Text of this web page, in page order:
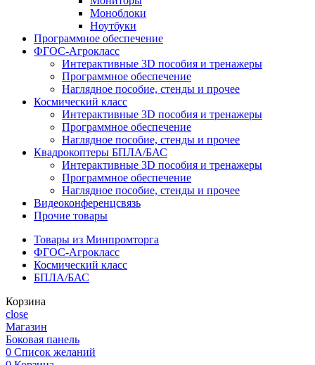
Моноблоки
Ноутбуки
Программное обеспечение
ФГОС-Агрокласс
Интерактивные 3D пособия и тренажеры
Программное обеспечение
Наглядное пособие, стенды и прочее
Космический класс
Интерактивные 3D пособия и тренажеры
Программное обеспечение
Наглядное пособие, стенды и прочее
Квадрокоптеры БПЛА/БАС
Интерактивные 3D пособия и тренажеры
Программное обеспечение
Наглядное пособие, стенды и прочее
Видеоконференцсвязь
Прочие товары
Товары из Минпромторга
ФГОС-Агрокласс
Космический класс
БПЛА/БАС
Корзина
close
Магазин
Боковая панель
0 Список желаний